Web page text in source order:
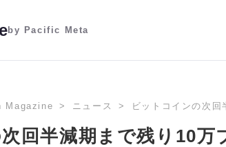
by Pacific Meta
Magazine ニュース ビットコインの次
回半減期まで残り10万